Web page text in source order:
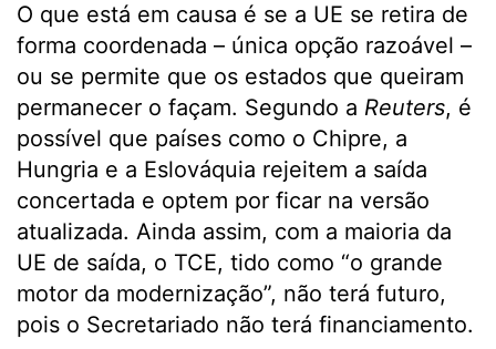
O que está em causa é se a UE se retira de
forma coordenada – única opção razoável –
ou se permite que os estados que queiram
permanecer o façam. Segundo a Reuters, é
possível que países como o Chipre, a
Hungria e a Eslováquia rejeitem a saída
concertada e optem por ficar na versão
atualizada. Ainda assim, com a maioria da
UE de saída, o TCE, tido como “o grande
motor da modernização”, não terá futuro,
pois o Secretariado não terá financiamento.